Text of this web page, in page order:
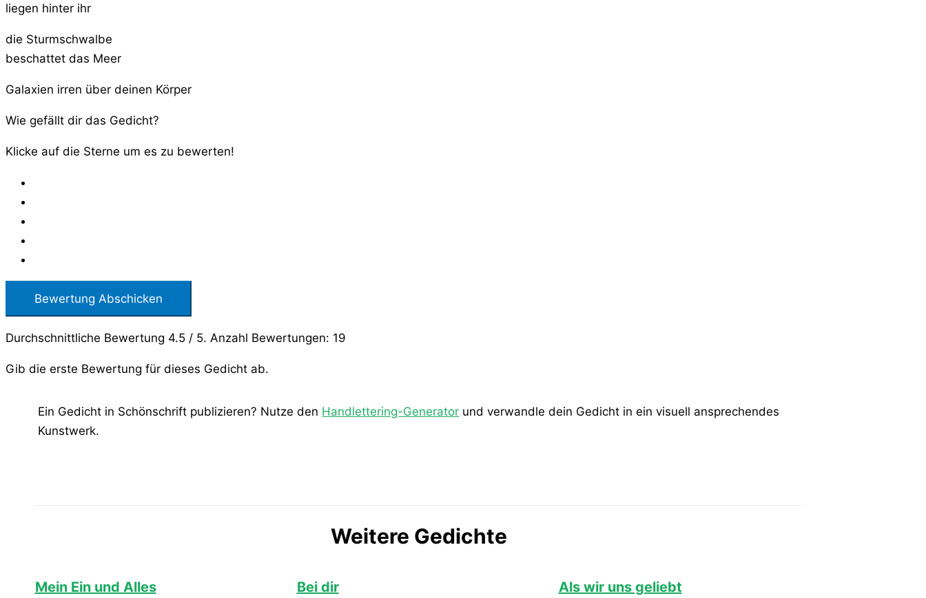
liegen hinter ihr
die Sturmschwalbe
beschattet das Meer
Galaxien irren über deinen Körper
Wie gefällt dir das Gedicht?
Klicke auf die Sterne um es zu bewerten!
Bewertung Abschicken
Durchschnittliche Bewertung 4.5 / 5. Anzahl Bewertungen: 19
Gib die erste Bewertung für dieses Gedicht ab.
Ein Gedicht in Schönschrift publizieren? Nutze den Handlettering-Generator und verwandle dein Gedicht in ein visuell ansprechendes
Kunstwerk.
Weitere Gedichte
Mein Ein und Alles Bei dir Als wir uns geliebt